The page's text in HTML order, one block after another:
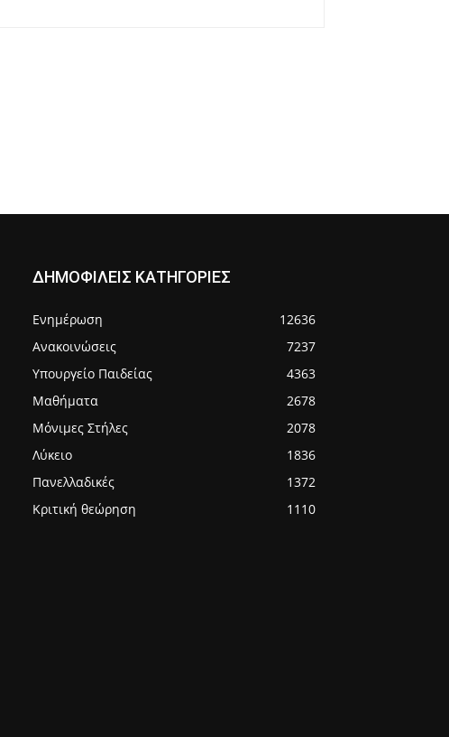
ΔΗΜΟΦΙΛΕΙΣ ΚΑΤΗΓΟΡΙΕΣ
Ενημέρωση
12636
Ανακοινώσεις
7237
Υπουργείο Παιδείας
4363
Μαθήματα
2678
Μόνιμες Στήλες
2078
Λύκειο
1836
Πανελλαδικές
1372
Κριτική θεώρηση
1110